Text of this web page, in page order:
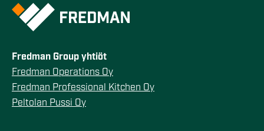
Fredman Group yhtiöt
Fredman Operations Oy
Fredman Professional Kitchen Oy
Peltolan Pussi Oy